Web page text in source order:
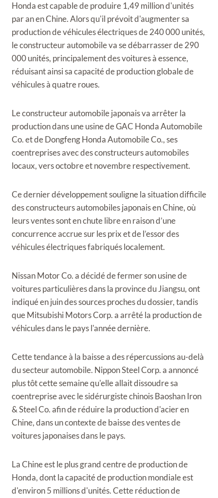
Honda est capable de produire 1,49 million d'unités
par an en Chine. Alors qu'il prévoit d'augmenter sa
production de véhicules électriques de 240 000 unités,
le constructeur automobile va se débarrasser de 290
000 unités, principalement des voitures à essence,
réduisant ainsi sa capacité de production globale de
véhicules à quatre roues.
Le constructeur automobile japonais va arrêter la
production dans une usine de GAC Honda Automobile
Co. et de Dongfeng Honda Automobile Co., ses
coentreprises avec des constructeurs automobiles
locaux, vers octobre et novembre respectivement.
Ce dernier développement souligne la situation difficile
des constructeurs automobiles japonais en Chine, où
leurs ventes sont en chute libre en raison d’une
concurrence accrue sur les prix et de l’essor des
véhicules électriques fabriqués localement.
Nissan Motor Co. a décidé de fermer son usine de
voitures particulières dans la province du Jiangsu, ont
indiqué en juin des sources proches du dossier, tandis
que Mitsubishi Motors Corp. a arrêté la production de
véhicules dans le pays l'année dernière.
Cette tendance à la baisse a des répercussions au-delà
du secteur automobile. Nippon Steel Corp. a annoncé
plus tôt cette semaine qu'elle allait dissoudre sa
coentreprise avec le sidérurgiste chinois Baoshan Iron
& Steel Co. afin de réduire la production d'acier en
Chine, dans un contexte de baisse des ventes de
voitures japonaises dans le pays.
La Chine est le plus grand centre de production de
Honda, dont la capacité de production mondiale est
d'environ 5 millions d'unités. Cette réduction de